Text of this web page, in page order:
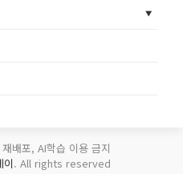
배포, AI학습 이용 금지
이. All rights reserved